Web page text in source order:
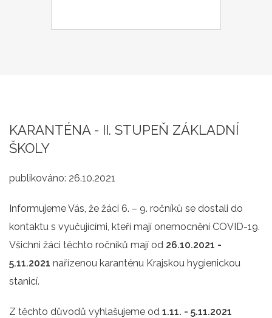
KARANTÉNA - II. STUPEŇ ZÁKLADNÍ
ŠKOLY
publikováno: 26.10.2021
Informujeme Vás, že žáci 6. – 9. ročníků se dostali do
kontaktu s vyučujícími, kteří mají onemocnění COVID-19.
Všichni žáci těchto ročníků mají od 26.10.2021 -
5.11.2021 nařízenou karanténu Krajskou hygienickou
stanicí.
Z těchto důvodů vyhlašujeme od 1.11. - 5.11.2021